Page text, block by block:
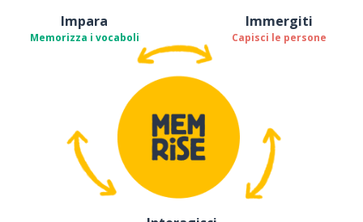
Impara
Memorizza i vocaboli
Immergiti
Capisci le persone